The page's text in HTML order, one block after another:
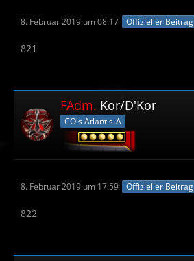
8. Februar 2019 um 08:17 Offizieller Beitrag
821
FAdm. Kor/D'Kor
CO's Atlantis-A
8. Februar 2019 um 17:59 Offizieller Beitrag
822